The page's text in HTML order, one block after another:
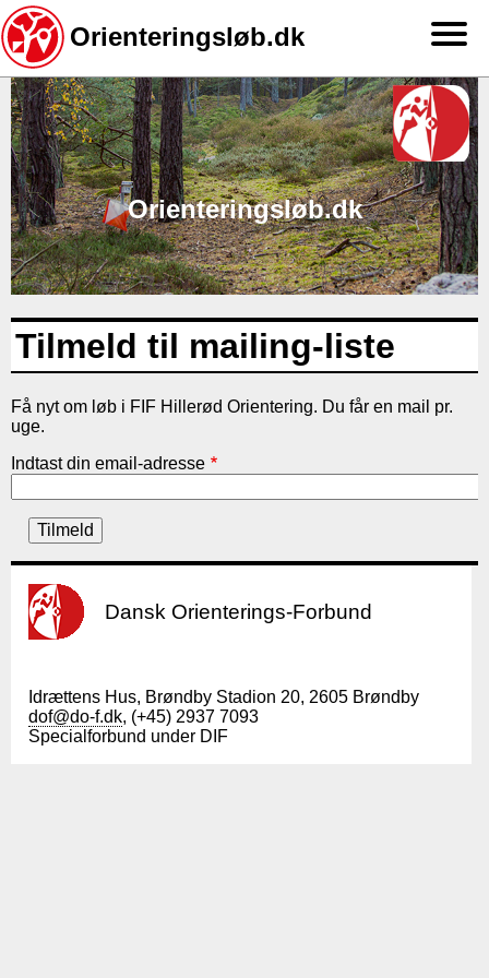
Gå
til
hovedindhold
Orienteringsløb.dk
Orienteringsløb.dk
Tilmeld til mailing-liste
Få nyt om løb i FIF Hillerød Orientering. Du får en mail pr.
uge.
Indtast din email-adresse
Dansk Orienterings-Forbund
Idrættens Hus, Brøndby Stadion 20, 2605 Brøndby
dof@do-f.dk, (+45) 2937 7093
Specialforbund under DIF